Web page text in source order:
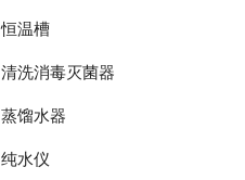
恒温槽
清洗消毒灭菌器
蒸馏水器
纯水仪